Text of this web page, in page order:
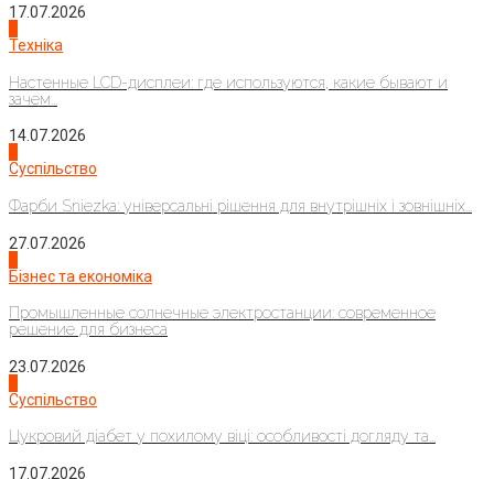
17.07.2026
Техніка
Настенные LCD-дисплеи: где используются, какие бывают и
зачем...
14.07.2026
Суспільство
Фарби Sniezka: універсальні рішення для внутрішніх і зовнішніх...
27.07.2026
Бізнес та економіка
Промышленные солнечные электростанции: современное
решение для бизнеса
23.07.2026
Суспільство
Цукровий діабет у похилому віці: особливості догляду та...
17.07.2026